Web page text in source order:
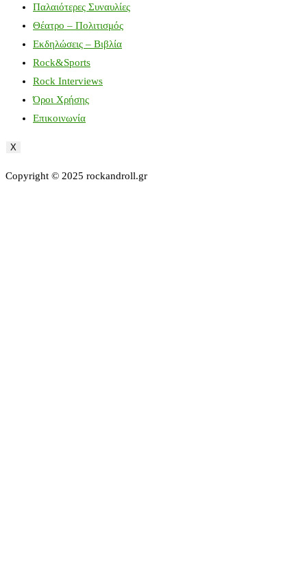
Παλαιότερες Συναυλίες
Θέατρο – Πολιτισμός
Εκδηλώσεις – Βιβλία
Rock&Sports
Rock Interviews
Όροι Χρήσης
Επικοινωνία
X
Copyright © 2025 rockandroll.gr